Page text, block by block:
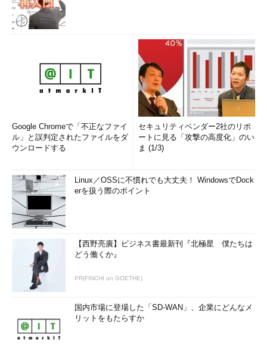
公開鍵ファイル： id_rsa.pub
サーバでの保存先ファイル名： ~/.ssh2/authorization
どちらの場合も、公開鍵ファイルの保存時に改行コードをサー
バに合わせて変更する必要がある。Windowsでの改行コードは
「CR（0x0D）＋LF（0x0A）」だが、UNIX／Linux／FreeBSD
のサーバは一般的に「LF（0x0A）」のみなので、「CR＋LF」の
起こすことがある。
モードでputすればよいし、nkfというコマンドが利用できるな
ら、次のコマンドラインで変換できる。
nkf -Lu＜Windowsで生成した公開鍵ファイル＞
改行コードの詳細については、TIPS「
末コードを変更する
また、公開鍵ファイルおよびその保存先ディレクトリは、他人
がアクセスできないようにして保護するのが望ましい。それには
Google Chromeで「不正なファイ
ル」と誤判定されたファイルをダ
ウンロードする
セキュリティベンダー2社のリポ
ートに見る「攻撃の高度化」のい
ま (1/3)
Linux／OSSに不慣れでも大丈夫！ WindowsでDock
erを扱う際のポイント
【西野亮廣】ビジネス書最新刊『北極星 僕たちは
どう働くか』
PR(FINCHI on GOETHE)
国内市場に登場した「SD-WAN」、企業にどんなメ
リットをもたらすか